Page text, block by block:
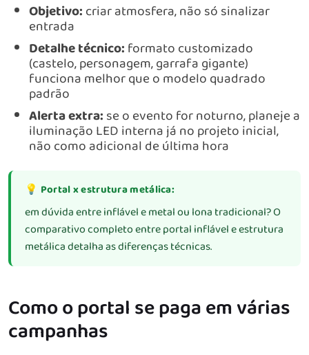
Objetivo:criar atmosfera, não só sinalizar
entrada
Detalhe técnico:formato customizado
(castelo, personagem, garrafa gigante)
funciona melhor que o modelo quadrado
padrão
Alerta extra:se o evento for noturno, planeje a
iluminação LED interna já no projeto inicial,
não como adicional de última hora
💡 Portal x estrutura metálica:
em dúvida entre inflável e metal ou lona tradicional? O
comparativo completo entre portal inflável e estrutura
metálicadetalha as diferenças técnicas.
Como o portal se paga em várias
campanhas